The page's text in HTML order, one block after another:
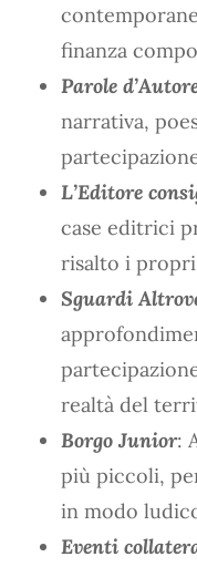
finanza
Parole
narrativa,
L’Editore
case editrici
risalto i
Sguardi
realtà del
Borgo Junior:
più piccoli,
in modo
Eventi